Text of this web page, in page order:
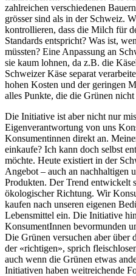
zahlreichen verschiedenen
grösser sind als in der Schweiz.
kontrollieren, dass die Milch für
Standards entspricht? Was ist,
müssten? Eine Anpassung an
sie kaum lohnen, da z.B. die
Schweizer Käse separat
hohen Kosten und der geringen
alles Punkte, die die Grünen nicht
Die Initiative ist aber nicht nur
Eigenverantwortung von uns
Konsumentinnen direkt an.
einkaufe? Ich kann doch selbst
möchte. Heute existiert in der
Angebot – auch an nachhaltigen
Produkten. Der Trend entwickelt
ökologischer Richtung. Wir
kaufen nach unseren eigenen
Lebensmittel ein. Die Initiative
KonsumentInnen bevormunden
Die Grünen versuchen aber über
der «richtigen», sprich
auch wenn die Grünen etwas
Initiativen haben weitreichende